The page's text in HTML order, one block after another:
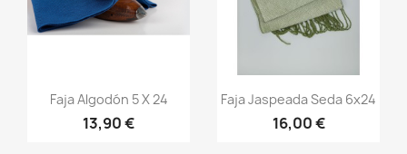
 Vista rápida
+20
Faja Algodón 5 X 24
13,90 €
Vista rápida
+13
Faja Jaspeada Seda 6x24
16,00 €